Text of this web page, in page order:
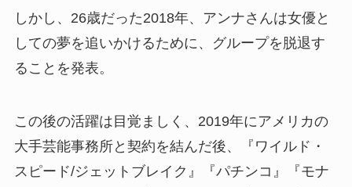
しかし、26歳だった2018年、アンナさんは女優と
しての夢を追いかけるために、グループを脱退す
ることを発表。
この後の活躍は目覚ましく、2019年にアメリカの
大手芸能事務所と契約を結んだ後、『ワイルド・
スピード/ジェットブレイク』『パチンコ』『モナ